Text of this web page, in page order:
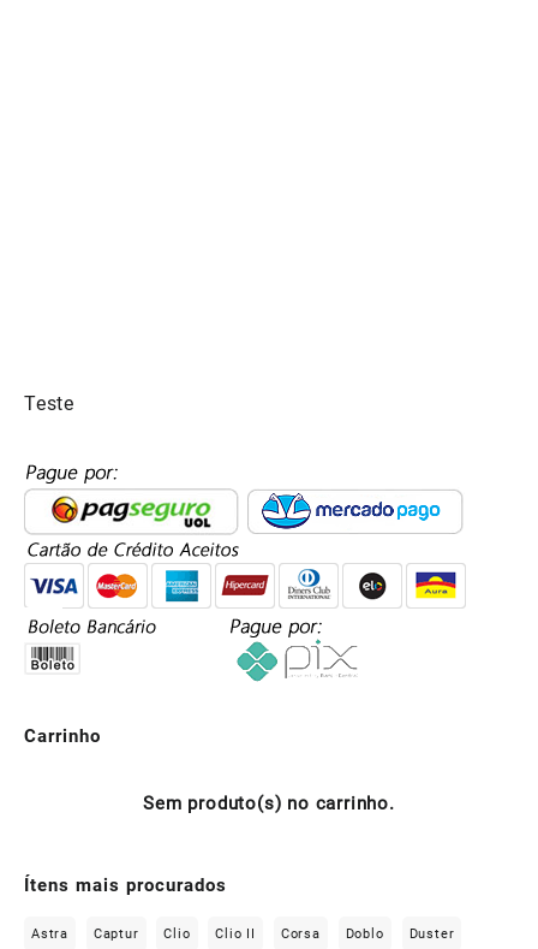
Teste
Carrinho
Sem produto(s) no carrinho.
Ítens mais procurados
Astra Captur Clio Clio II Corsa Doblo Duster